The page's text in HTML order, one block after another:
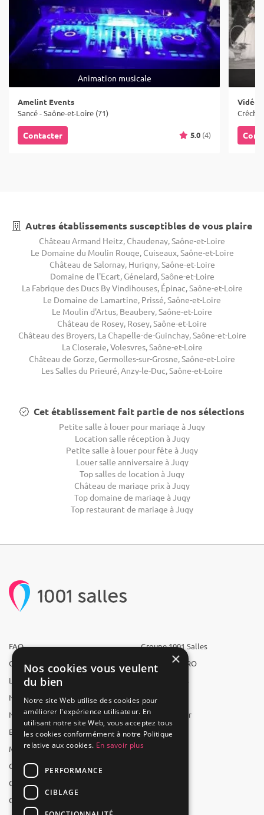
Animation musicale
Amelint Events
Sancé - Saône-et-Loire (71)
Contacter 5.0 (4)
Vidéo
Autres établissements susceptibles de vous plaire
Château Armand Heitz, Chaudenay, Saône-et-Loire
Le Domaine du Moulin Rouge, Cuiseaux, Saône-et-Loire
Château de Salornay, Hurigny, Saône-et-Loire
Domaine de l'Ecart, Génelard, Saône-et-Loire
La Fabrique des Ducs By Vindihouses, Épinac, Saône-et-Loire
Le Domaine de Lamartine, Prissé, Saône-et-Loire
Le Moulin d'Artus, Beaubery, Saône-et-Loire
Château de Rosey, Rosey, Saône-et-Loire
Château des Broyers, La Chapelle-de-Guinchay, Saône-et-Loire
La Closeraie, Volesvres, Saône-et-Loire
Château de Gorze, Germolles-sur-Grosne, Saône-et-Loire
Les Salles du Prieuré, Anzy-le-Duc, Saône-et-Loire
Cet établissement fait partie de nos sélections
Petite salle à louer pour mariage à Jugy
Location salle réception à Jugy
Petite salle à louer pour fête à Jugy
Louer salle anniversaire à Jugy
Top salles de location à Jugy
Château de mariage prix à Jugy
Top domaine de mariage à Jugy
Top restaurant de mariage à Jugy
FAQ
Qui sommes-nous ?
L'équipe
Nous recrutons
Nos partenaires
Espace presse
Mentions légales
CGV
CGU
Contact
Groupe 1001 Salles
1001 Salles PRO
1001 Traiteurs
1001 Artistes
Reserverunbar
MP2
×
Nos cookies vous veulent
du bien
Notre site Web utilise des cookies pour
améliorer l'expérience utilisateur. En
utilisant notre site Web, vous acceptez tous
les cookies conformément à notre Politique
relative aux cookies. En savoir plus
PERFORMANCE
CIBLAGE